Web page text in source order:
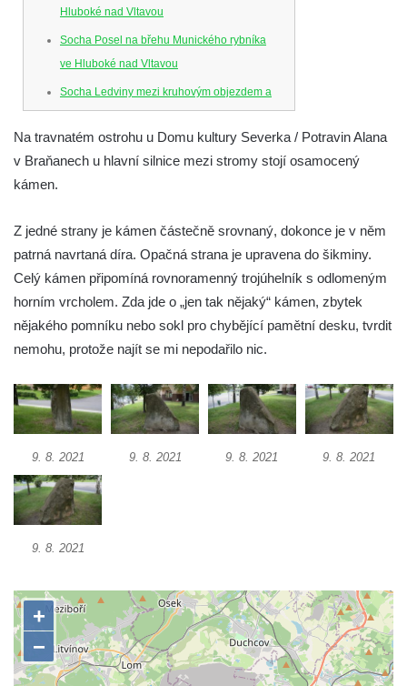
Hluboké nad Vltavou
Socha Posel na břehu Munického rybníka
ve Hluboké nad Vltavou
Socha Ledviny mezi kruhovým objezdem a
Vltavou
Socha Memento na kruhovém objezdu ve
Socha Smilodon v ZOO Hluboká
Socha Veledaněk v ZOO Hluboká
Socha Koroun bezzubý v ZOO Hluboká
Socha Plejtvák obrovský v ZOO Hluboká
Socha Medvěd jeskynní v ZOO Hluboká
Socha Mamutí lebka v ZOO Hluboká
Socha Mamut srstnatý v ZOO Hluboká
Socha Vydry si hrají v ZOO Hluboká
Socha Přátelství v ZOO Hluboká
Socha Vlčice s mládětem v ZOO Hluboká
Socha Rys číhající na srnu v ZOO Hluboká
Socha Orlice v ZOO Hluboká
Na travnatém ostrohu u Domu kultury Severka / Potravin Alana
v Braňanech u hlavní silnice mezi stromy stojí osamocený
kámen.
Z jedné strany je kámen částečně srovnaný, dokonce je v něm
patrná navrtaná díra. Opačná strana je upravena do šikminy.
Celý kámen připomíná rovnoramenný trojúhelník s odlomeným
horním vrcholem. Zda jde o „jen tak nějaký“ kámen, zbytek
nějakého pomníku nebo sokl pro chybějící pamětní desku, tvrdit
nemohu, protože najít se mi nepodařilo nic.
9. 8. 2021 9. 8. 2021 9. 8. 2021 9. 8. 2021
9. 8. 2021